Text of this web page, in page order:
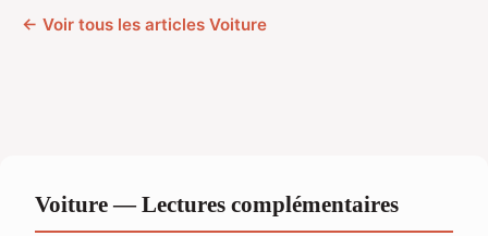
← Voir tous les articles Voiture
Voiture — Lectures complémentaires